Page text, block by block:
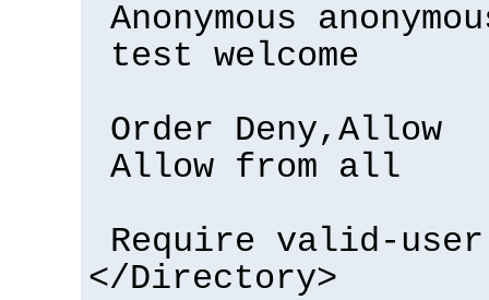
Anonymous
test welcome
Order Deny,Allow
Allow from all
Require valid-user
</Directory>